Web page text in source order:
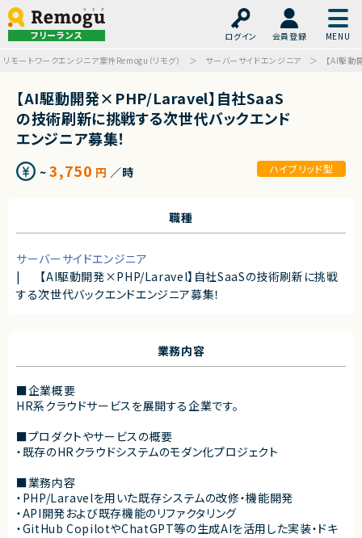
フリーランス ログイン
会員登録
リモートワークエンジニア案件Remogu（リモグ）
サーバーサイドエンジニア 【AI駆
【AI駆動開発×PHP/Laravel】自社SaaS
の技術刷新に挑戦する次世代バックエンド
エンジニア募集！
~3,750 円 ／時 ハイブリッド型
職種
サーバーサイドエンジニア
|
【AI駆動開発×PHP/Laravel】自社SaaSの技術刷新に挑戦
する次世代バックエンドエンジニア募集！
業務内容
■企業概要
HR系クラウドサービスを展開する企業です。
■プロダクトやサービスの概要
・既存のHRクラウドシステムのモダン化プロジェクト
■業務内容
・PHP/Laravelを用いた既存システムの改修・機能開発
・API開発および既存機能のリファクタリング
・GitHub CopilotやChatGPT等の生成AIを活用した実装・ドキ